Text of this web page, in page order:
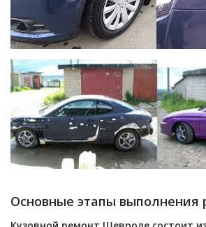
Основные этапы выполнения